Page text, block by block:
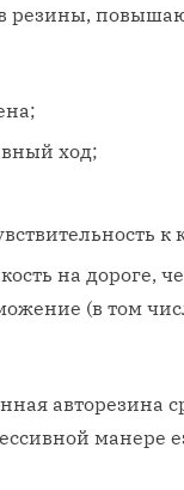
резины,
ход;
к
на дороге,
(в том
авторезина
манере